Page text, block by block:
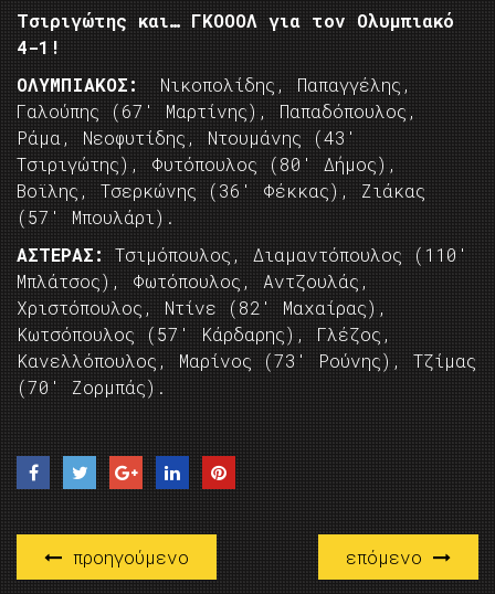
Τσιριγώτης και… ΓΚΟΟΟΛ για τον Ολυμπιακό
4-1!
ΟΛΥΜΠΙΑΚΟΣ:
Νικοπολίδης, Παπαγγέλης,
Γαλούπης (67′ Μαρτίνης), Παπαδόπουλος,
Ράμα, Νεοφυτίδης, Ντουμάνης (43′
Τσιριγώτης), Φυτόπουλος (80′ Δήμος),
Βοϊλης, Τσερκώνης (36′ Φέκκας), Ζιάκας
(57′ Μπουλάρι).
ΑΣΤΕΡΑΣ: Τσιμόπουλος, Διαμαντόπουλος (110′
Μπλάτσος), Φωτόπουλος, Αντζουλάς,
Χριστόπουλος, Ντίνε (82′ Μαχαίρας),
Κωτσόπουλος (57′ Κάρδαρης), Γλέζος,
Κανελλόπουλος, Μαρίνος (73′ Ρούνης), Τζίμας
(70′ Ζορμπάς).
προηγούμενο επόμενο